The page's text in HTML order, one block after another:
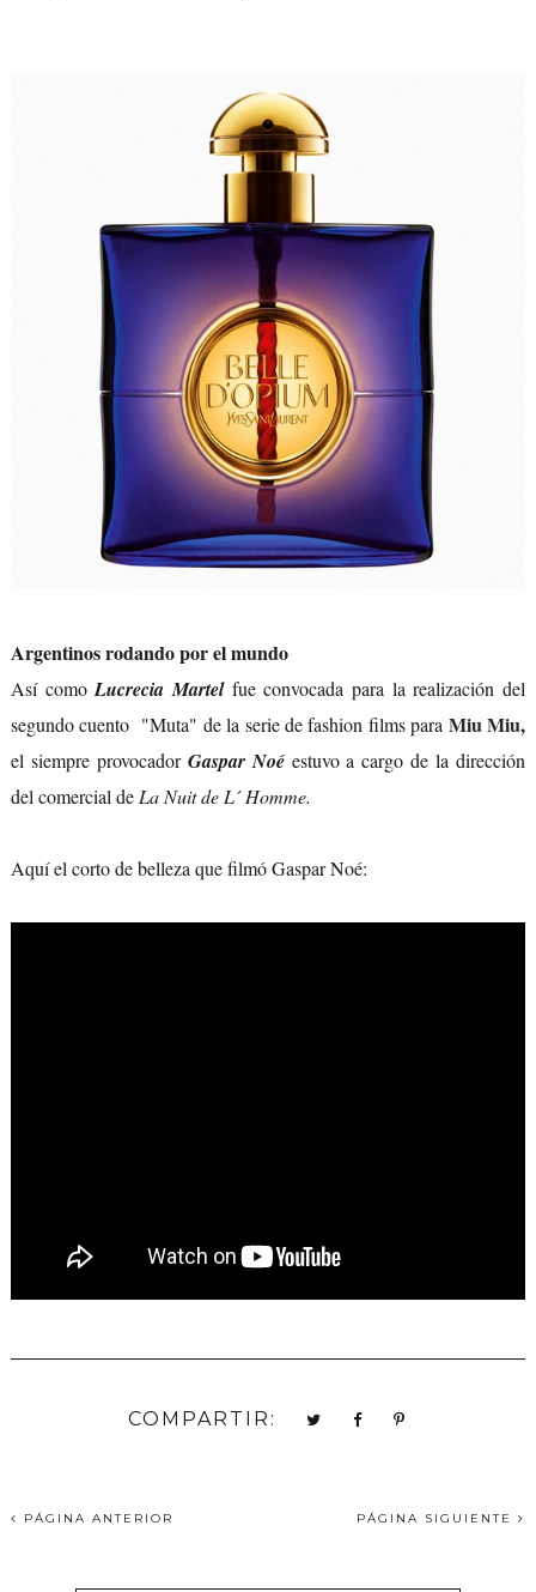
Argentinos rodando por el mundo
Así comoLucrecia Martelfue convocada para la realización del
segundo cuento "Muta" de la serie de fashion films para Miu Miu,
el siempre provocador Gaspar Noéestuvo a cargo de la dirección
del comercial de La Nuit de L´ Homme.
Aquí el corto de belleza que filmó Gaspar Noé:
COMPARTIR:
PÁGINA ANTERIOR PÁGINA SIGUIENTE